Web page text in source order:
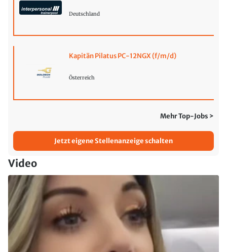
Deutschland
Kapitän Pilatus PC-12NGX (f/m/d)
Österreich
Mehr Top-Jobs >
Jetzt eigene Stellenanzeige schalten
Video